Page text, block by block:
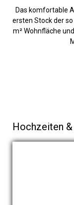
Das komfortable
ersten Stock der
m² Wohnfläche
Hochzeiten